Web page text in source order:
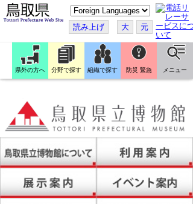
こ
の
ペ
ー
ジ
翻
訳
す
読み上げ 大 元
県外の方へ 分野で探す 組織で探す 防災 緊急 メニュー